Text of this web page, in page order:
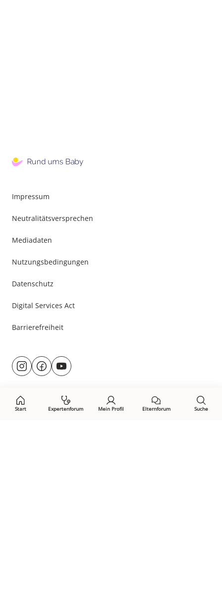
Start Expertenforum Mein Profil Elternforum Suche
Impressum
Neutralitätsversprechen
Mediadaten
Nutzungsbedingungen
Datenschutz
Digital Services Act
Barrierefreiheit
Besuche
uns@rund.ums.baby
facebook.com/rundumsbaby.de
youtube.com/@rundumsbaby_